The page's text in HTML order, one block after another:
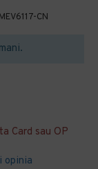
MEV6117-CN
opinia
Card sau OP